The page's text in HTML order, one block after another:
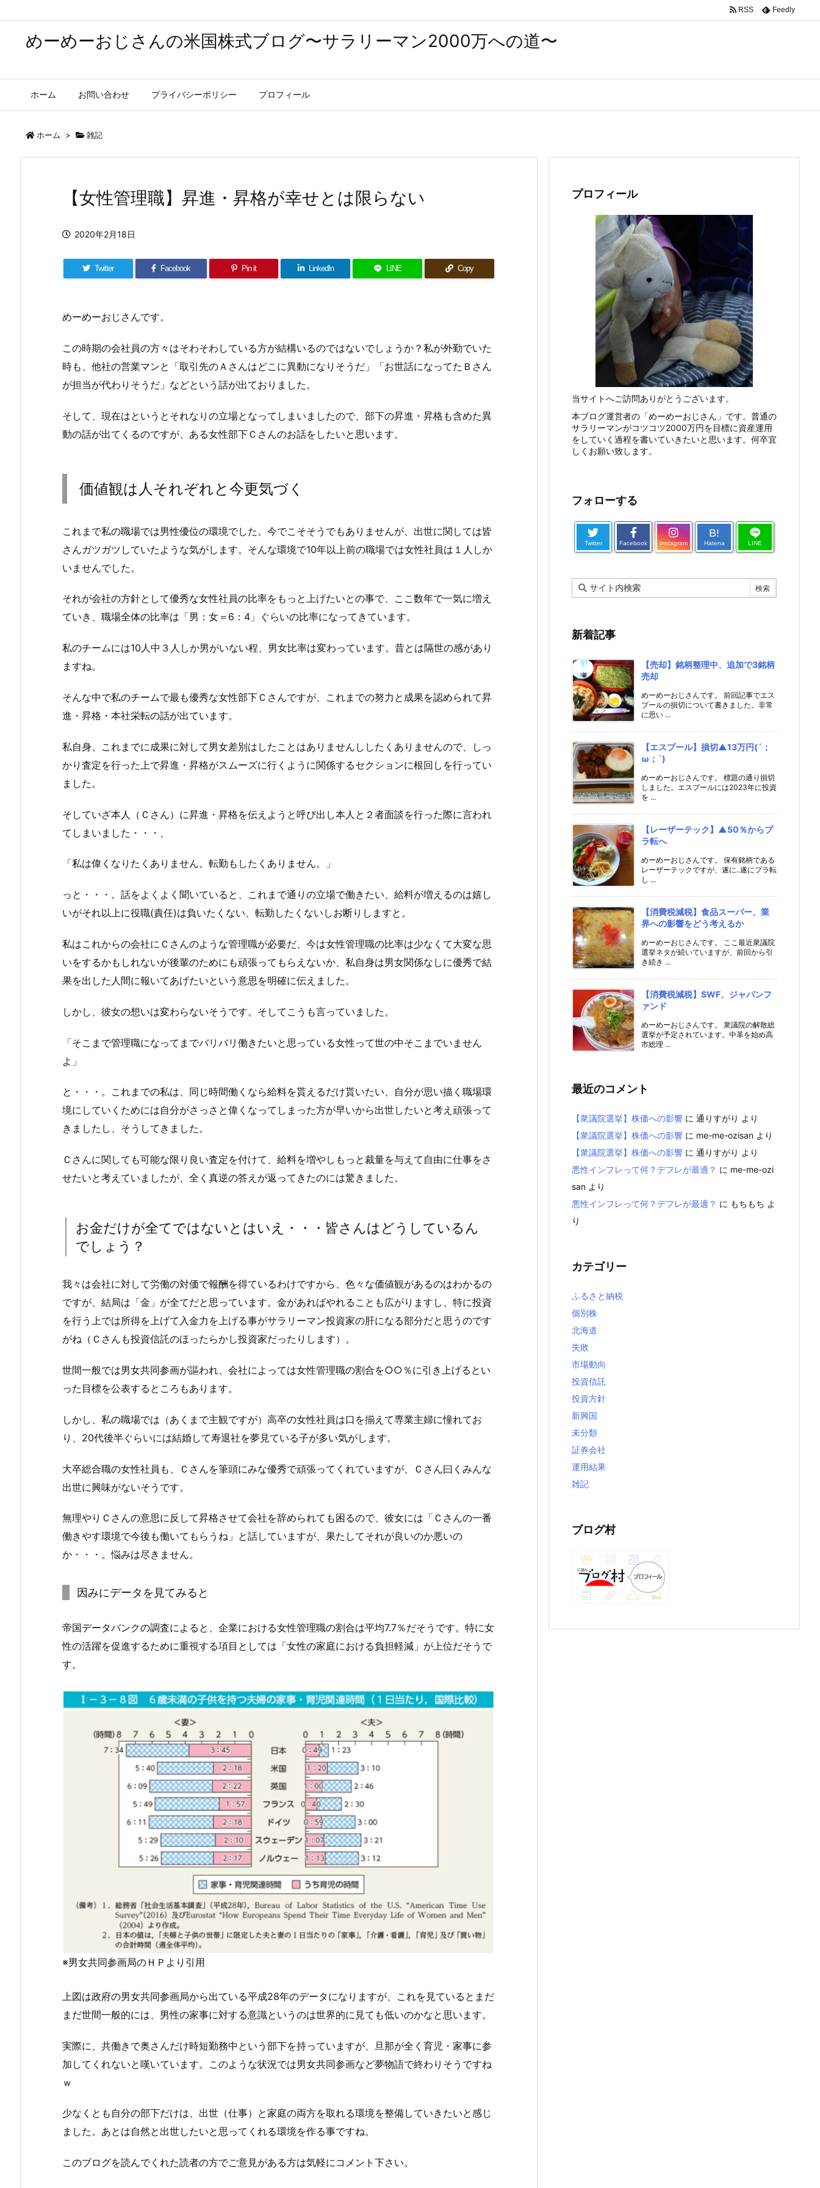
めーめーおじさんの米国株式ブログ〜サラリーマン2000万への道〜
ホーム お問い合わせ プライバシーポリシー プロフィール
RSS Feedly
ホーム > 雑記
【女性管理職】昇進・昇格が幸せとは限らない
2020年2月18日
Twitter Facebook Pin it LinkedIn LINE Copy
めーめーおじさんです。
この時期の会社員の方々はそわそわしている方が結構いるのではないでしょうか？私が外勤でいた
時も、他社の営業マンと「取引先のＡさんはどこに異動になりそうだ」「お世話になってたＢさん
が担当が代わりそうだ」などという話が出ておりました。
そして、現在はというとそれなりの立場となってしまいましたので、部下の昇進・昇格も含めた異
動の話が出てくるのですが、ある女性部下Ｃさんのお話をしたいと思います。
価値観は人それぞれと今更気づく
これまで私の職場では男性優位の環境でした。今でこそそうでもありませんが、出世に関しては皆
さんガツガツしていたような気がします。そんな環境で10年以上前の職場では女性社員は１人しか
いませんでした。
それが会社の方針として優秀な女性社員の比率をもっと上げたいとの事で、ここ数年で一気に増え
ていき、職場全体の比率は「男：女＝6：4」ぐらいの比率になってきています。
私のチームには10人中３人しか男がいない程、男女比率は変わっています。昔とは隔世の感があり
ますね。
そんな中で私のチームで最も優秀な女性部下Ｃさんですが、これまでの努力と成果を認められて昇
進・昇格・本社栄転の話が出ています。
私自身、これまでに成果に対して男女差別はしたことはありませんししたくありませんので、しっ
かり査定を行った上で昇進・昇格がスムーズに行くように関係するセクションに根回しを行ってい
ました。
そしていざ本人（Ｃさん）に昇進・昇格を伝えようと呼び出し本人と２者面談を行った際に言われ
てしまいました・・・、
「私は偉くなりたくありません。転勤もしたくありません。」
っと・・・。話をよくよく聞いていると、これまで通りの立場で働きたい、給料が増えるのは嬉し
いがそれ以上に役職(責任)は負いたくない、転勤したくないしお断りしますと。
私はこれからの会社にＣさんのような管理職が必要だ、今は女性管理職の比率は少なくて大変な思
いをするかもしれないが後輩のためにも頑張ってもらえないか、私自身は男女関係なしに優秀で結
果を出した人間に報いてあげたいという意思を明確に伝えました。
しかし、彼女の想いは変わらないそうです。そしてこうも言っていました。
「そこまで管理職になってまでバリバリ働きたいと思っている女性って世の中そこまでいません
よ」
と・・・。これまでの私は、同じ時間働くなら給料を貰えるだけ貰いたい、自分が思い描く職場環
境にしていくためには自分がさっさと偉くなってしまった方が早いから出世したいと考え頑張って
きましたし、そうしてきました。
Ｃさんに関しても可能な限り良い査定を付けて、給料を増やしもっと裁量を与えて自由に仕事をさ
せたいと考えていましたが、全く真逆の答えが返ってきたのには驚きました。
お金だけが全てではないとはいえ・・・皆さんはどうしているん
でしょう？
我々は会社に対して労働の対価で報酬を得ているわけですから、色々な価値観があるのはわかるの
ですが、結局は「金」が全てだと思っています。金があればやれることも広がりますし、特に投資
を行う上では所得を上げて入金力を上げる事がサラリーマン投資家の肝になる部分だと思うのです
がね（Ｃさんも投資信託のほったらかし投資家だったりします）。
世間一般では男女共同参画が謳われ、会社によっては女性管理職の割合を○○％に引き上げるとい
った目標を公表するところもあります。
しかし、私の職場では（あくまで主観ですが）高卒の女性社員は口を揃えて専業主婦に憧れてお
り、20代後半ぐらいには結婚して寿退社を夢見ている子が多い気がします。
大卒総合職の女性社員も、Ｃさんを筆頭にみな優秀で頑張ってくれていますが、Ｃさん曰くみんな
出世に興味がないそうです。
無理やりＣさんの意思に反して昇格させて会社を辞められても困るので、彼女には「Ｃさんの一番
働きやす環境で今後も働いてもらうね」と話していますが、果たしてそれが良いのか悪いの
か・・・。悩みは尽きません。
因みにデータを見てみると
帝国データバンクの調査によると、企業における女性管理職の割合は平均7.7％だそうです。特に女
性の活躍を促進するために重視する項目としては「女性の家庭における負担軽減」が上位だそうで
す。
※男女共同参画局のＨＰより引用
上図は政府の男女共同参画局から出ている平成28年のデータになりますが、これを見ているとまだ
まだ世間一般的には、男性の家事に対する意識というのは世界的に見ても低いのかなと思います。
実際に、共働きで奥さんだけ時短勤務中という部下を持っていますが、旦那が全く育児・家事に参
加してくれないと嘆いています。このような状況では男女共同参画など夢物語で終わりそうですね
ｗ
少なくとも自分の部下だけは、出世（仕事）と家庭の両方を取れる環境を整備していきたいと感じ
ました。あとは自然と出世したいと思ってくれる環境を作る事ですね。
このブログを読んでくれた読者の方でご意見がある方は気軽にコメント下さい。
プロフィール
当サイトへご訪問ありがとうございます。
本ブログ運営者の「めーめーおじさん」です。普通の
サラリーマンがコツコツ2000万円を目標に資産運用
をしていく過程を書いていきたいと思います。何卒宜
しくお願い致します。
フォローする
Twitter Facebook Instagram
B!
Hatena LINE
新着記事
【売却】銘柄整理中、追加で3銘柄
売却
めーめーおじさんです。 前回記事でエス
プールの損切について書きました。非常
に思い ...
【エスプール】損切▲13万円(´；
ω；`)
めーめーおじさんです。 標題の通り損切
しました。エスプールには2023年に投資
を ...
【レーザーテック】▲50％からプ
ラ転へ
めーめーおじさんです。 保有銘柄である
レーザーテックですが、遂に..遂にプラ転
し ...
【消費税減税】食品スーパー、業
界への影響をどう考えるか
めーめーおじさんです。 ここ最近衆議院
選挙ネタが続いていますが、前回から引
き続き ...
【消費税減税】SWF、ジャパンフ
ァンド
めーめーおじさんです。 衆議院の解散総
選挙が予定されています。中革を始め高
市総理 ...
最近のコメント
【衆議院選挙】株価への影響 に 通りすがり より
【衆議院選挙】株価への影響 に me-me-ozisan より
【衆議院選挙】株価への影響 に 通りすがり より
悪性インフレって何？デフレが最適？ に me-me-ozi
san より
悪性インフレって何？デフレが最適？ に もちもち よ
り
カテゴリー
ふるさと納税
個別株
北海道
失敗
市場動向
投資信託
投資方針
新興国
未分類
証券会社
運用結果
雑記
ブログ村